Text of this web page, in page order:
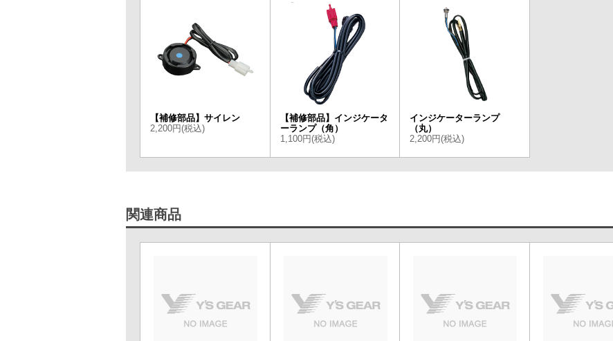
【補修部品】サイレン
2,200円(税込)
【補修部品】インジケータ
ーランプ（角）
1,100円(税込)
インジケーターランプ
（丸）
2,200円(税込)
関連商品